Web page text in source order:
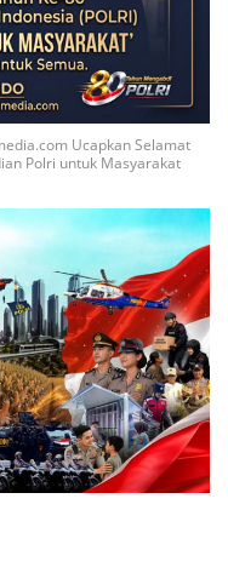
Ucapkan Selamat
Polri untuk Masyarakat